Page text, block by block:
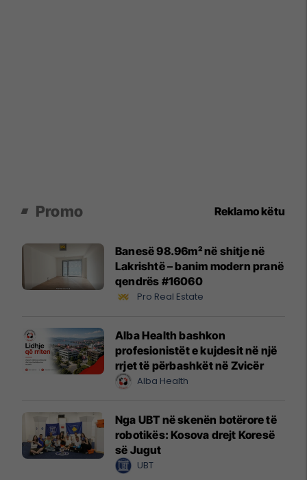
Promo Reklamo këtu
Banesë 98.96m² në shitje në
Lakrishtë – banim modern pranë
qendrës #16060
Pro Real Estate
Alba Health bashkon
profesionistët e kujdesit në një
rrjet të përbashkët në Zvicër
Alba Health
Nga UBT në skenën botërore të
robotikës: Kosova drejt Koresë
së Jugut
UBT